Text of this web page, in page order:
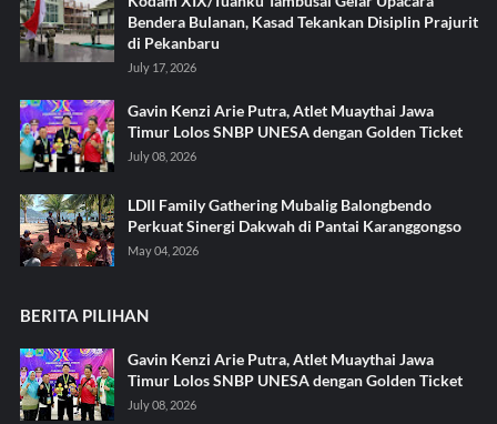
Bendera Bulanan, Kasad Tekankan Disiplin Prajurit
di Pekanbaru
July 17, 2026
Gavin Kenzi Arie Putra, Atlet Muaythai Jawa
Timur Lolos SNBP UNESA dengan Golden Ticket
July 08, 2026
LDII Family Gathering Mubalig Balongbendo
Perkuat Sinergi Dakwah di Pantai Karanggongso
May 04, 2026
BERITA PILIHAN
Gavin Kenzi Arie Putra, Atlet Muaythai Jawa
Timur Lolos SNBP UNESA dengan Golden Ticket
July 08, 2026